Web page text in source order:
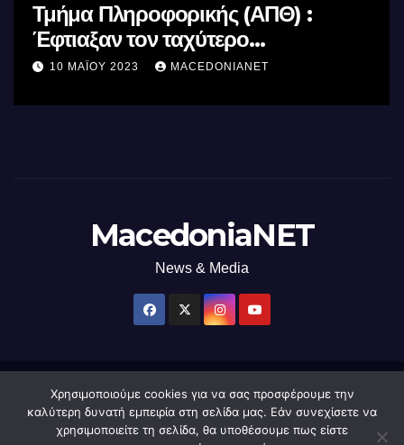
Τμήμα Πληροφορικής (ΑΠΘ) :
Έφτιαξαν τον ταχύτερο
επεξεργαστή AI στον κόσμο με τη
10 ΜΑΪ́ΟΥ 2023 MACEDONIANET
MacedoniaNET
News & Media
Δημιουργήθηκε από το digital2000 με την Υποστήριξη του WordPress
Θέμα: Newsup απόThemeansar.
Χρησιμοποιούμε cookies για να σας προσφέρουμε την
καλύτερη δυνατή εμπειρία στη σελίδα μας. Εάν συνεχίσετε να
χρησιμοποιείτε τη σελίδα, θα υποθέσουμε πως είστε